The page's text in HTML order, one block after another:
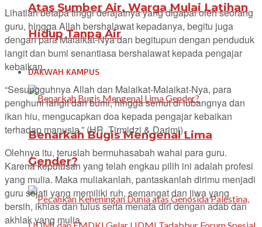
Atas Sumber Air, Warga Mulai Latihan
Hidup Tanpa Air
DAKWAH KAMPUS
Benarkah Bugis Mengenal Lima
Gender?
Lihatlah betapa tinggi derajatnya yang digapai oleh seorang
guru, hingga Allah bershalawat kepadanya, begitu juga
dengan para Malaikat-Nya dan begitupun dengan penduduk
langit dan bumi senantiasa bershalawat kepada pengajar
kebaikan.
“Sesungguhnya Allah dan Malaikat-Malaikat-Nya, para
penghuni langit dan bumi, hingga semut di lubangnya dan
ikan hiu, mengucapkan doa kepada pengajar kebaikan
terhadap manusia.” (HR. Tirmidzi & Darimi).
Olehnya itu, teruslah bermuhasabah wahai para guru.
Karena keputusan yang telah engkau pilih ini adalah profesi
yang mulia. Maka muliakanlah, pantaskanlah dirimu menjadi
guru sejati yang memiliki ruh, semangat dan jiwa yang
bersih, ikhlas dan tulus serta menata diri dengan adab dan
akhlak yang mulia.